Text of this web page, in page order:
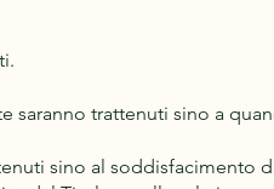
saranno trattenuti sino a
sino al soddisfacimento